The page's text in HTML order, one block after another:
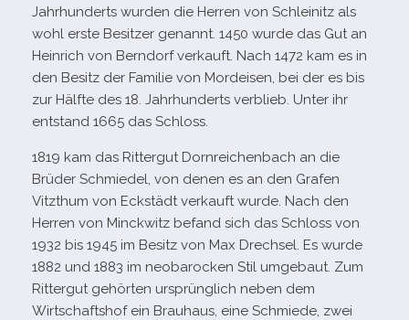
Jahrhunderts wur­den die Herren von Schleinitz als
wohl erste Besitzer genannt. 1450 wurde das Gut an
Heinrich von Berndorf ver­kauft. Nach 1472 kam es in
den Besitz der Familie von Mordeisen, bei der es bis
zur Hälfte des 18. Jahrhunderts ver­blieb. Unter ihr
ent­stand 1665 das Schloss.
1819 kam das Rittergut Dornreichenbach an die
Brüder Schmiedel, von denen es an den Grafen
Vitzthum von Eckstädt ver­kauft wurde. Nach den
Herren von Minckwitz befand sich das Schloss von
1932 bis 1945 im Besitz von Max Drechsel. Es wurde
1882 und 1883 im neo­ba­ro­cken Stil umge­baut. Zum
Rittergut gehör­ten ursprüng­lich neben dem
Wirtschaftshof ein Brauhaus, eine Schmiede, zwei